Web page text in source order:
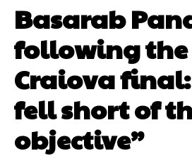
Basarab
following the
Craiova final:
fell short of
objective”